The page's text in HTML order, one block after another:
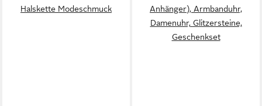
Halskette Modeschmuck
Anhänger), Armbanduhr,
Damenuhr, Glitzersteine,
Geschenkset